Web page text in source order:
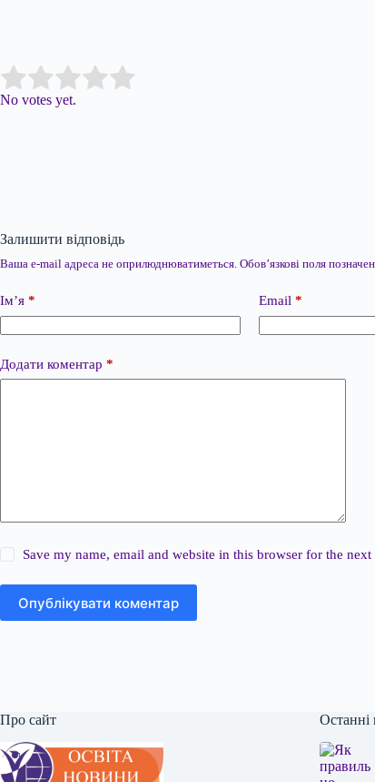
Rate this item:
No votes yet.
Залишити відповідь
Ваша e-mail адреса не оприлюднюватиметься. Обов’язкові поля
Ім’я * Email *
Додати коментар *
Save my name, email and website in this browser for the
Опублікувати коментар
Про сайт Останні